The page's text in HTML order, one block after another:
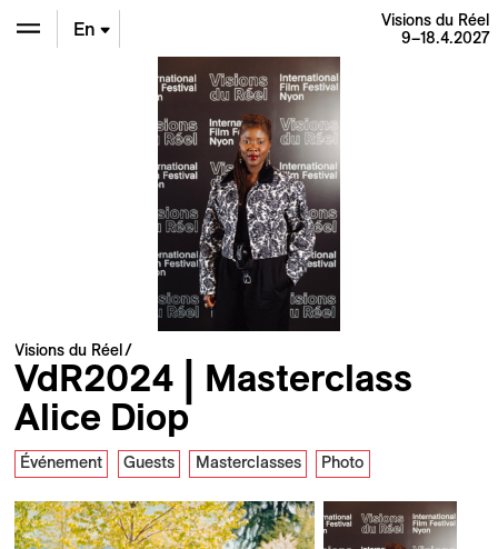
En
Visions du Réel
9–18.4.2027
Visions du Réel
VdR2024 | Masterclass
Alice Diop
Événement Guests Masterclasses Photo